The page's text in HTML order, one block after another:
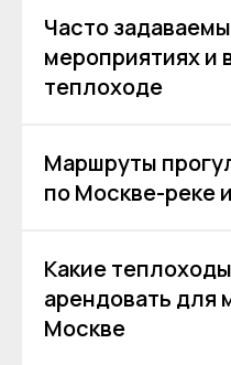
Часто
мероприятиях и
теплоходе
Маршруты
по Москве-реке
Какие
арендовать для
Москве
Согласие на обработку
Политика обработки
ИП Зимин Дмитрий Вячеславович
ИНН 631625216995